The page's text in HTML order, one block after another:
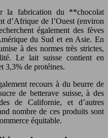
la fabrication du **chocolat
d’Afrique de l’Ouest (environ
également des fèves
du Sud et en Asie. En
à des normes très strictes,
Le lait suisse contient en
3,3% de protéines.
recours à du beurre de
de betterave suisse, à des
de Californie, et d’autres
nombre de ces produits sont
équitable.